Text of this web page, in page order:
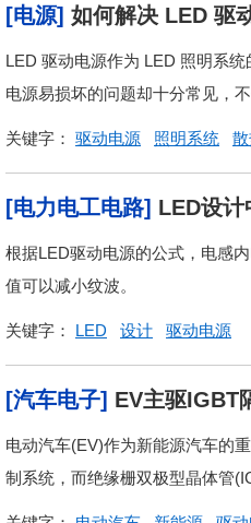
[电源] 如何解决 LED 驱
LED 驱动电源作为 LED 照明系
电源易损坏的问题却十分常见，
关键字： 驱动电源 照明系统
[电力电工电路] LED设
根据LED驱动电源的公式，电感
值可以减小纹波。
关键字： LED 设计 驱动电源
[汽车电子] EV主驱IGBT
电动汽车(EV)作为新能源汽车的
制系统，而绝缘栅双极型晶体管